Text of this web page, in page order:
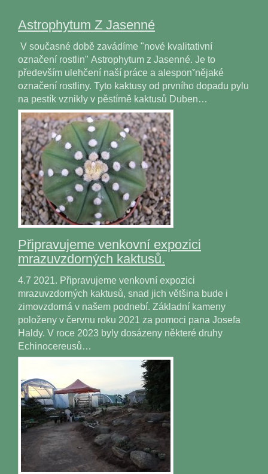
Astrophytum Z Jasenné
V současné době zavádíme "nové kvalitativní
označení rostlin" Astrophytum z Jasenné. Je to
především ulehčení naší práce a alesponˇnějaké
označení rostliny. Tyto kaktusy od prvního dopadu pylu
na pestík vznikly v pěstírně kaktusů Duben…
Připravujeme venkovní expozici
mrazuvzdorných kaktusů.
4.7 2021. Připravujeme venkovní expozici
mrazuvzdorných kaktusů, snad jich většina bude i
zimovzdorná v našem podnebí. Základní kameny
položeny v červnu roku 2021 za pomoci pana Josefa
Haldy. V roce 2023 byly dosázeny některé druhy
Echinocereusů…